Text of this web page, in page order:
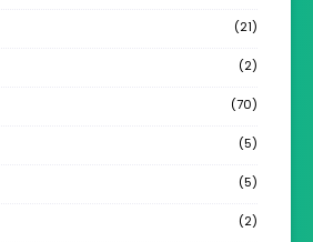
(21)
(2)
(70)
(5)
(5)
(2)